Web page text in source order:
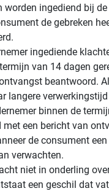
worden ingediend bij de
de gebreken
ingediende
van 14 dagen
beantwoord.
langere
binnen de
een bericht van
de consument
verwachten.
niet in onderling
een geschil dat